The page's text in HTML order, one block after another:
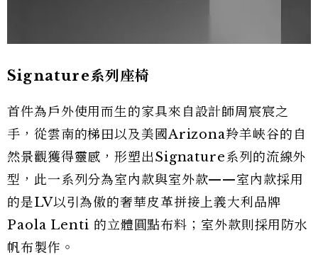
Signature系列座椅
首件為戶外使用而生的家具來自設計師周宸宸之
手，從雲南的梯田以及美國Arizona羚羊峽谷的自
然景觀獲得靈感，形塑出Signature系列的流線外
型，此一系列分為室內款與室外款——室內款採用
的是LV以引為傲的奢華皮革拼接上義大利品牌
Paola Lenti 的立體圓點布料；室外款則採用防水
帆布製作。